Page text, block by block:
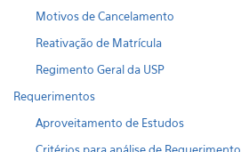
Motivos de Cancelamento
Reativação de Matrícula
Regimento Geral da USP
Requerimentos
Aproveitamento de Estudos